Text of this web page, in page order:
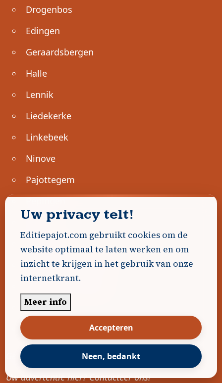
Drogenbos
Edingen
Geraardsbergen
Halle
Lennik
Liedekerke
Linkebeek
Ninove
Pajottegem
Pepingen
Regio
Roosdaal
Sint-Genesius-Rode
Ternat
Geen advertenties gevonden.
Uw advertentie hier? Contacteer ons!
Uw privacy telt!
Editiepajot.com gebruikt cookies om de
website optimaal te laten werken en om
inzicht te krijgen in het gebruik van onze
internetkrant.
Meer info
Accepteren
Neen, bedankt